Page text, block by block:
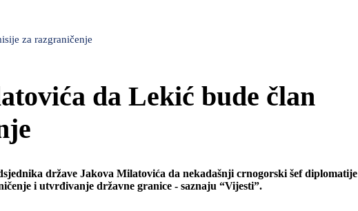
za razgraničenje
da Lekić bude član
države Jakova Milatovića da nekadašnji crnogorski šef diplomatije
i utvrđivanje državne granice - saznaju “Vijesti”.